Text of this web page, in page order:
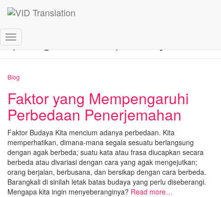
Toggle
pengalaman penerjemah
Blog
Faktor yang Mempengaruhi
Perbedaan Penerjemahan
Faktor Budaya Kita mencium adanya perbedaan. Kita
memperhatikan, dimana-mana segala sesuatu berlangsung
dengan agak berbeda; suatu kata atau frasa diucapkan secara
berbeda atau divariasi dengan cara yang agak mengejutkan;
orang berjalan, berbusana, dan bersikap dengan cara berbeda.
Barangkali di sinilah letak batas budaya yang perlu diseberangi.
Mengapa kita ingin menyeberanginya? Read more…